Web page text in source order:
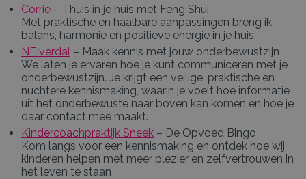
Corrie – Thuis in je huis met Feng Shui
Met praktische en haalbare aanpassingen breng ik
balans, harmonie en positieve energie in je huis.
NEIverdal – Maak kennis met jouw onderbewustzijn
We laten je ervaren hoe je kunt communiceren met je
onderbewustzijn. Je krijgt een veilige, praktische en
nuchtere kennismaking, waarin je voelt hoe informatie
uit het onderbewuste naar boven kan komen en hoe je
daar contact mee maakt.
Kindercoachpraktijk Sneek – De Opvoed Bingo
Kom langs voor een kennismaking en ontdek hoe wij
kinderen helpen met meer plezier en zelfvertrouwen in
het leven te staan